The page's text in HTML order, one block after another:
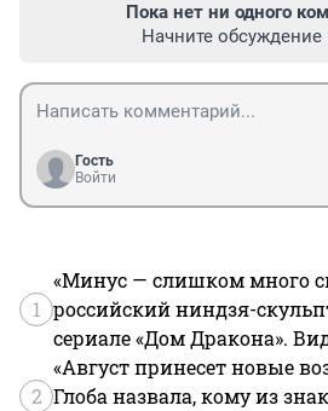
Пока нет ни одного
Начните
Гость
Войти
1
«Минус — слишком много
российский ниндзя-
сериале «Дом Дракона».
2
«Август принесет новые
Глоба назвала, кому из